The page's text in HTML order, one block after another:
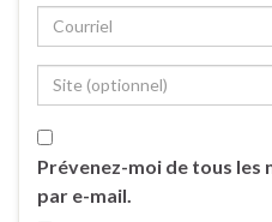
Prévenez-moi de tous les
par e-mail.